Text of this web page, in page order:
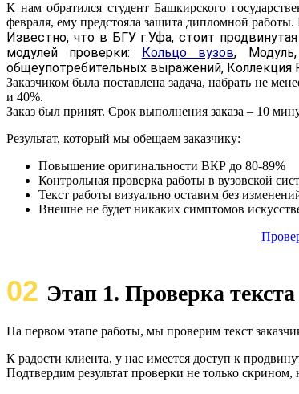
К нам обратился студент Башкирского
февраля, ему предстояла защита дипломной
Известно, что в БГУ г.Уфа, стоит
модулей проверки:
Кольцо вузов,
общеупотребительных выражений, Коллекция
Заказчиком была поставлена задача, набрать не
и 40%.
Заказ был принят. Срок выполнения заказа – 10
Результат, который мы обещаем заказчику:
Повышение оригинальности ВКР до 80-89%
Контрольная проверка работы в вузовской
Текст работы визуально оставим без
Внешне не будет никаких симптомов
02 Этап 1. Проверка
На первом этапе работы, мы проверим текст
К радости клиента, у нас имеется доступ к
Подтвердим результат проверки не только скрином,